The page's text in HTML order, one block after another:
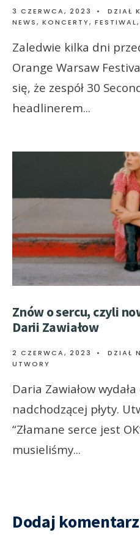
3 CZERWCA, 2023 • DZIAŁ
NEWS, KONCERTY,
Zaledwie kilka dni
Orange Warsaw
się, że zespół 30
headlinerem...
Znów o sercu, czyli
Darii Zawiałow
2 CZERWCA, 2023 • DZIAŁ
UTWORY
Daria Zawiałow
nadchodzącej płyty.
“Złamane serce jest
musieliśmy...
Dodaj komentarz